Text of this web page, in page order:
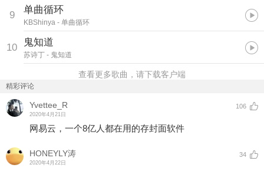
9 单曲循环
KBShinya - 单曲循环
10 鬼知道
苏诗丁 - 鬼知道
查看更多歌曲，请下载客户端
精彩评论
Yvettee_R
2020年4月21日
106
网易云，一个8亿人都在用的存封面软件
HONEYLY涛
2020年4月22日
34